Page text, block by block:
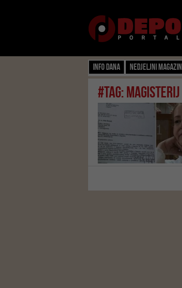
Info dana Nedjeljni magazin
#tag: magisterij